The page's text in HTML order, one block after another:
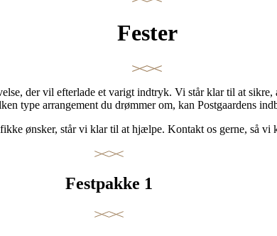
Fester
der vil efterlade et varigt indtryk. Vi står klar til at
type arrangement du drømmer om, kan Postgaardens
ønsker, står vi klar til at hjælpe. Kontakt os gerne, så vi
Festpakke 1